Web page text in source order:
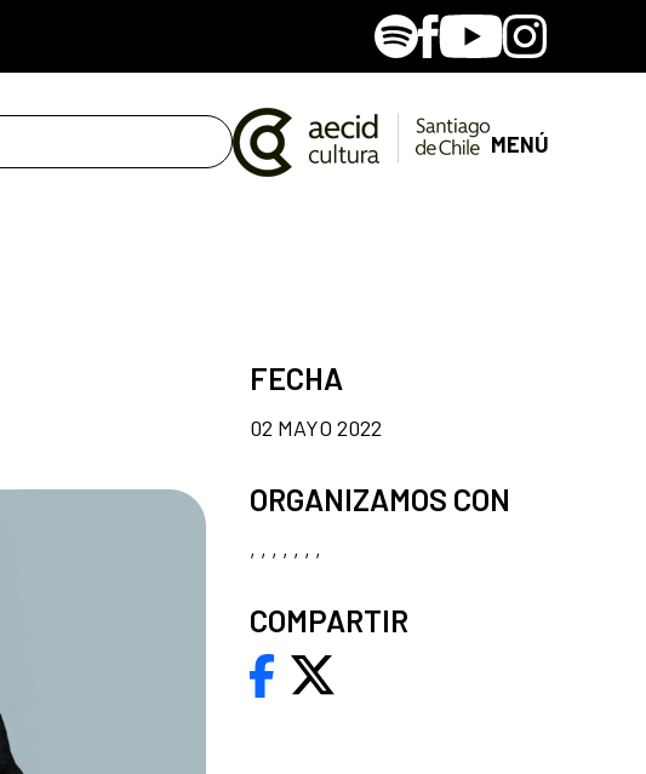
SpotifyFacebook
YoutubeInstagram
MENÚ
FECHA
02 MAYO 2022
ORGANIZAMOS CON
, , , , , , ,
COMPARTIR